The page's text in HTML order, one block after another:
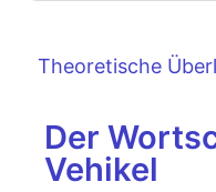
Theoretische
Der
Vehikel